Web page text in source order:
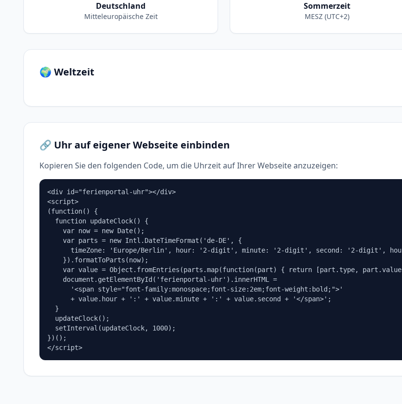
Deutschland
Mitteleuropäische Zeit
Sommerzeit
MESZ (UTC+2)
🌍 Weltzeit
🔗 Uhr auf eigener Webseite einbinden
Kopieren Sie den folgenden Code, um die Uhrzeit auf Ihrer Webseite anzuzeigen:
<div id="ferienportal-uhr"></div>
<script>
(function() {
  function updateClock() {
    var now = new Date();
    var parts = new Intl.DateTimeFormat('de-DE', {
timeZone: 'Europe/Berlin', hour: '2-digit', minute: '2-digit', second: '2-digit',
    }).formatToParts(now);
var value = Object.fromEntries(parts.map(function(part) { return [part.type,
    document.getElementById('ferienportal-uhr').innerHTML =
      '<span style="font-family:monospace;font-size:2em;font-weight:bold;">'
      + value.hour + ':' + value.minute + ':' + value.second + '</span>';
  }
  updateClock();
  setInterval(updateClock, 1000);
})();
</script>